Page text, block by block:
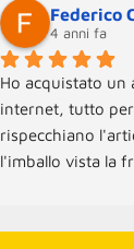
Federico
4 anni fa
Ho acquistato un
internet, tutto
rispecchiano
l'imballo vista la